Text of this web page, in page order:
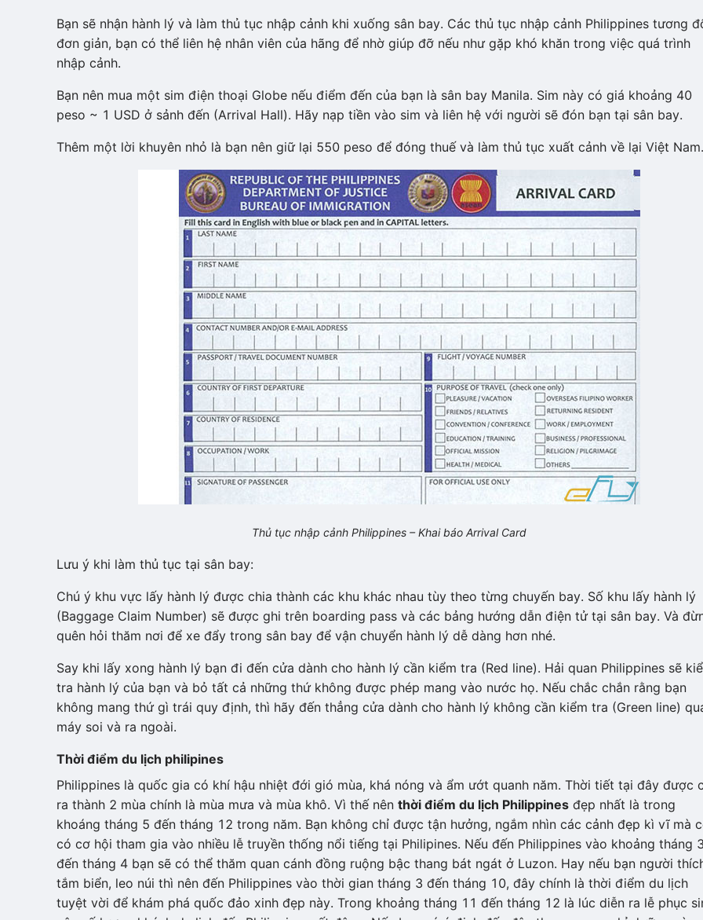
Bạn sẽ nhận hành lý và làm thủ tục nhập cảnh khi xuống sân bay. Các thủ tục nhập cảnh Philippines tương
đơn giản, bạn có thể liên hệ nhân viên của hãng để nhờ giúp đỡ nếu như gặp khó khăn trong việc quá trình
nhập cảnh.
Bạn nên mua một sim điện thoại Globe nếu điểm đến của bạn là sân bay Manila. Sim này có giá khoảng 40
peso ~ 1 USD ở sảnh đến (Arrival Hall). Hãy nạp tiền vào sim và liên hệ với người sẽ đón bạn tại sân bay.
Thêm một lời khuyên nhỏ là bạn nên giữ lại 550 peso để đóng thuế và làm thủ tục xuất cảnh về lại Việt Nam.
Thủ tục nhập cảnh Philippines – Khai báo Arrival Card
Lưu ý khi làm thủ tục tại sân bay:
Chú ý khu vực lấy hành lý được chia thành các khu khác nhau tùy theo từng chuyến bay. Số khu lấy hành lý
(Baggage Claim Number) sẽ được ghi trên boarding pass và các bảng hướng dẫn điện tử tại sân bay. Và
quên hỏi thăm nơi để xe đẩy trong sân bay để vận chuyển hành lý dễ dàng hơn nhé.
Say khi lấy xong hành lý bạn đi đến cửa dành cho hành lý cần kiểm tra (Red line). Hải quan Philippines sẽ
tra hành lý của bạn và bỏ tất cả những thứ không được phép mang vào nước họ. Nếu chắc chắn rằng bạn
không mang thứ gì trái quy định, thì hãy đến thẳng cửa dành cho hành lý không cần kiểm tra (Green line)
máy soi và ra ngoài.
Thời điểm du lịch philipines
Philippines là quốc gia có khí hậu nhiệt đới gió mùa, khá nóng và ẩm ướt quanh năm. Thời tiết tại đây được
ra thành 2 mùa chính là mùa mưa và mùa khô. Vì thế nên thời điểm du lịch Philippines đẹp nhất là trong
khoáng tháng 5 đến tháng 12 trong năm. Bạn không chỉ được tận hưởng, ngắm nhìn các cảnh đẹp kì vĩ mà
có cơ hội tham gia vào nhiều lễ truyền thống nổi tiếng tại Philipines. Nếu đến Philippines vào khoảng tháng 3
đến tháng 4 bạn sẽ có thể thăm quan cánh đồng ruộng bậc thang bát ngát ở Luzon. Hay nếu bạn người
tắm biển, leo núi thì nên đến Philippines vào thời gian tháng 3 đến tháng 10, đây chính là thời điểm du lịch
tuyệt vời để khám phá quốc đảo xinh đẹp này. Trong khoảng tháng 11 đến tháng 12 là lúc diễn ra lễ phục